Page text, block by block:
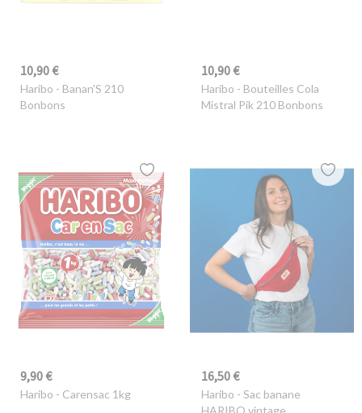
10,90 €
Haribo - Banan'S 210
Bonbons
10,90 €
Haribo - Bouteilles Cola
Mistral Pik 210 Bonbons
9,90 €
Haribo - Carensac 1kg
16,50 €
Haribo - Sac banane